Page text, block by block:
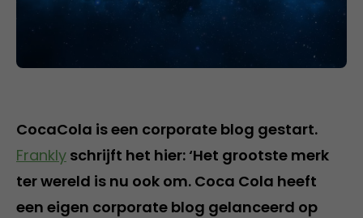
CocaCola is een corporate blog gestart.
Frankly schrijft het hier: ‘Het grootste merk
ter wereld is nu ook om. Coca Cola heeft
een eigen corporate blog gelanceerd op